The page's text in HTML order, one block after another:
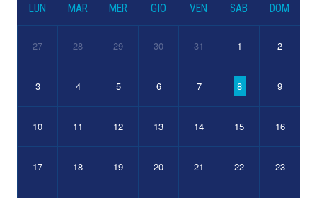
LUN MAR MER GIO VEN SAB DOM
27 28 29 30 31 1 2
3 4 5 6 7 8 9
10 11 12 13 14 15 16
17 18 19 20 21 22 23